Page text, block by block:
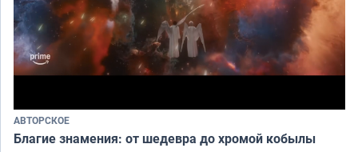
АВТОРСКОЕ
Благие знамения: от шедевра до хромой кобылы